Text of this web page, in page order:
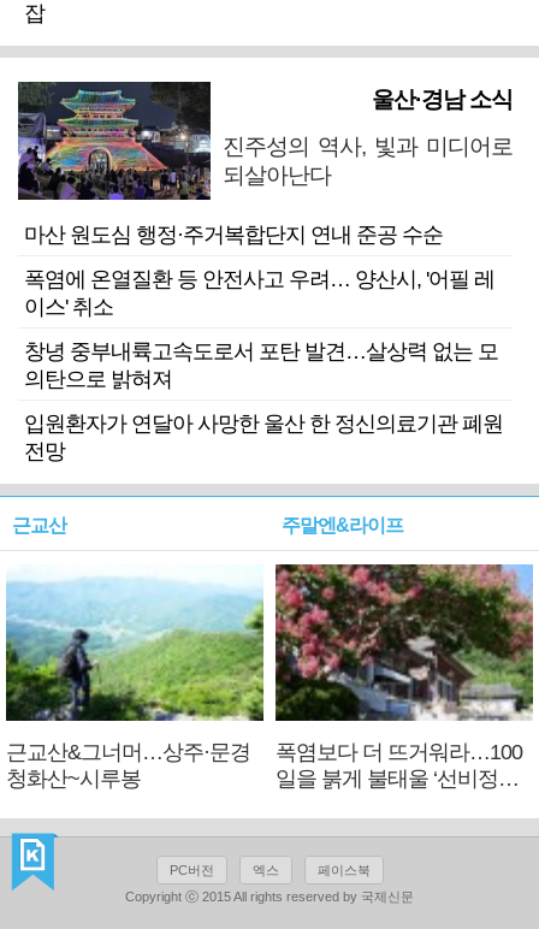
잡
울산·경남 소식
진주성의 역사, 빛과 미디어로
되살아난다
마산 원도심 행정·주거복합단지 연내 준공 수순
폭염에 온열질환 등 안전사고 우려… 양산시, '어필 레
이스' 취소
창녕 중부내륙고속도로서 포탄 발견…살상력 없는 모
의탄으로 밝혀져
입원환자가 연달아 사망한 울산 한 정신의료기관 폐원
전망
근교산
근교산&그너머…상주·문경
청화산~시루봉
주말엔&라이프
폭염보다 더 뜨거워라…100
일을 붉게 불태울 ‘선비정신’
PC버전 엑스
페이스북
Copyright ⓒ 2015 All rights reserved by 국제신문